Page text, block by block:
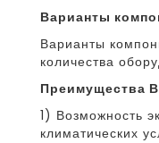
Варианты
Варианты
количества
Преимущества
1) Возможность
климатических